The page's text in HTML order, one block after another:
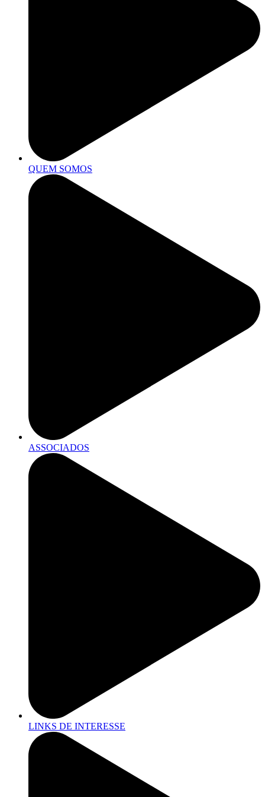
QUEM SOMOS
ASSOCIADOS
LINKS DE INTERESSE